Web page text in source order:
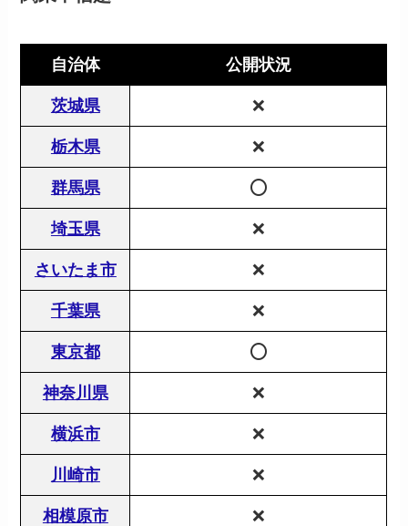
自治体 公開状況
茨城県 ❌
栃木県 ❌
群馬県 ⭕️
埼玉県 ❌
さいたま市 ❌
千葉県 ❌
東京都 ⭕️
神奈川県 ❌
横浜市 ❌
川崎市 ❌
相模原市 ❌